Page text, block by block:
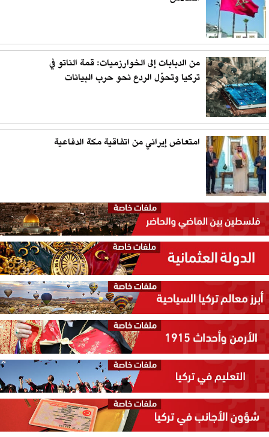
من الدبابات إلى الخوارزميات: قمة الناتو في
تركيا وتحوّل الردع نحو حرب البيانات
امتعاض إيراني من اتفاقية مكة الدفاعية